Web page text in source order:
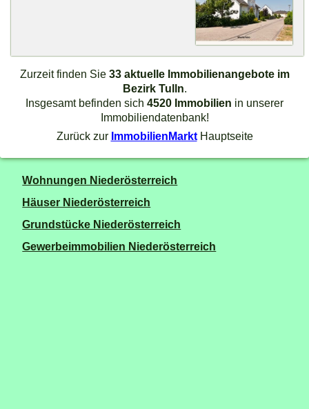
Zurzeit finden Sie 33 aktuelle Immobilienangebote im
Bezirk Tulln.
Insgesamt befinden sich 4520 Immobilien in unserer
Immobiliendatenbank!
Zurück zur ImmobilienMarktHauptseite
Wohnungen Niederösterreich
Häuser Niederösterreich
Grundstücke Niederösterreich
Gewerbeimmobilien Niederösterreich